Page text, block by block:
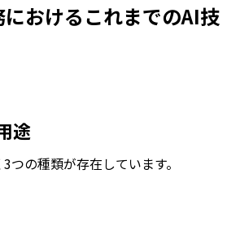
おけるこれまでのAI技
途
つの種類が存在しています。